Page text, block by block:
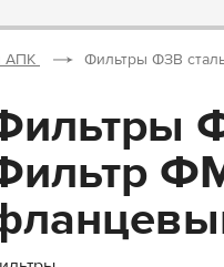
АПК Фильтры ФЗВ